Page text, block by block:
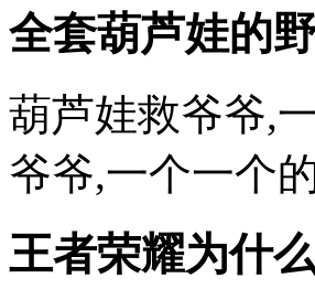
全套葫芦娃的
葫芦娃救爷爷,
爷爷,一个一个
王者荣耀为什